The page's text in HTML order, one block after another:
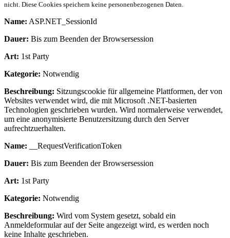
nicht. Diese Cookies speichern keine personenbezogenen Daten.
Name: ASP.NET_SessionId
Dauer: Bis zum Beenden der Browsersession
Art: 1st Party
Kategorie: Notwendig
Beschreibung: Sitzungscookie für allgemeine Plattformen, der von
Websites verwendet wird, die mit Microsoft .NET-basierten
Technologien geschrieben wurden. Wird normalerweise verwendet,
um eine anonymisierte Benutzersitzung durch den Server
aufrechtzuerhalten.
Name: __RequestVerificationToken
Dauer: Bis zum Beenden der Browsersession
Art: 1st Party
Kategorie: Notwendig
Beschreibung: Wird vom System gesetzt, sobald ein
Anmeldeformular auf der Seite angezeigt wird, es werden noch
keine Inhalte geschrieben.